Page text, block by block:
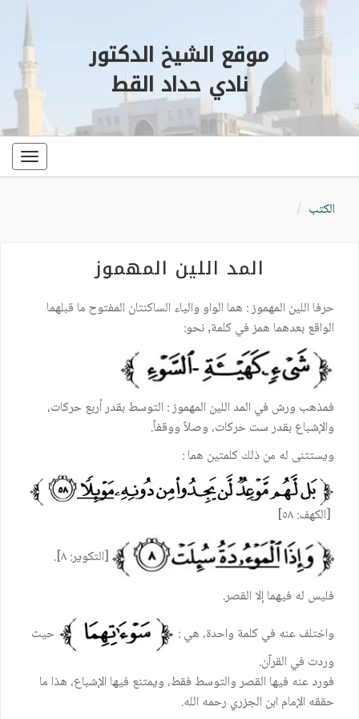
موقع الشيخ الدكتور
نادي حداد القط
الكتب
المد اللين المهموز
حرفا اللين المهموز : هما الواو والياء الساكنتان المفتوح ما قبلهما
الواقع بعدهما همز في كلمة, نحو:
فمذهب ورش في المد اللين المهموز : التوسط بقدر أربع حركات،
والإشباع بقدر ست حركات، وصلاً ووقفاً.
ويستثنى له من ذلك كلمتين هما :
[الكهف: ٥٨]
[التكوير: ٨].
فليس له فيهما إلا القصر.
واختلف عنه في كلمة واحدة، هي :
حيث
وردت في القرآن.
فورد عنه فيها القصر والتوسط فقط، ويمتنع فيها الإشباع، هذا ما
حققه الإمام ابن الجزري رحمه الله.